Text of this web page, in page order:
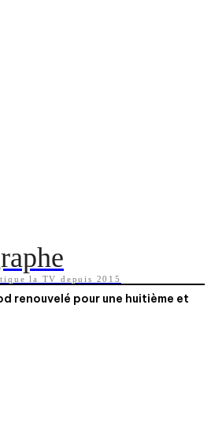
la TV depuis 2015
renouvelé pour une huitième et